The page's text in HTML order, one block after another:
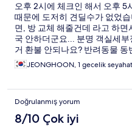
오후 2시에 체크인 해서 오후 5
때문에 도저히 견딜수가 없었
면, 방 교체 해줄건데 라고 하
국 안하더군요... 분명 객실세
거 환불 안되나요? 반려동물
두고 나가지도 못하게 합니다.
기도 힘듭니다. (호텔정보에 있
JEONGHOON, 1 gecelik seyahat
Doğrulanmış yorum
8/10 Çok iyi